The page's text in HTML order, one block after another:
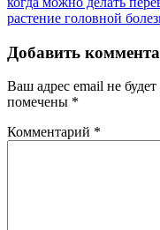
Навигация
по
записям
Post:
Next
растение головной
Добавить
Ваш адрес email не
помечены *
Комментарий *